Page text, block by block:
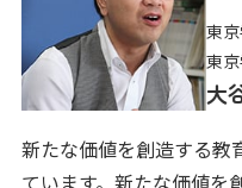
東
東
大
新たな価値を創造する教
ています。新たな価値を